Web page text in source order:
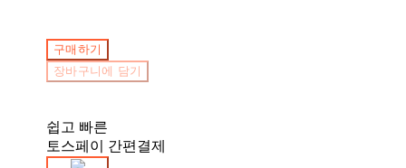
구매하기
장바구니에 담기
쉽고 빠른
토스페이 간편결제